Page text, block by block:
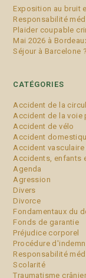
Exposition au bruit
Responsabilité
Plaider coupable
Mai 2026 à
Séjour à Barcelone ?
CATÉGORIES
Accident de la
Accident de la voie
Accident de vélo
Accident
Accident vasculaire
Accidents, enfants
Agenda
Agression
Divers
Divorce
Fondamentaux du
Fonds de garantie
Préjudice corporel
Procédure
Responsabilité
Scolarité
Traumatisme